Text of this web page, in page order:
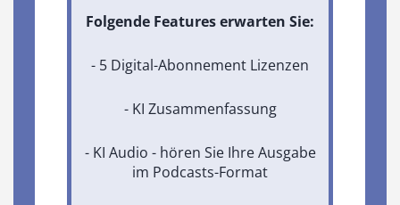
Folgende Features erwarten Sie:
- 5 Digital-Abonnement Lizenzen
- KI Zusammenfassung
- KI Audio - hören Sie Ihre Ausgabe
im Podcasts-Format